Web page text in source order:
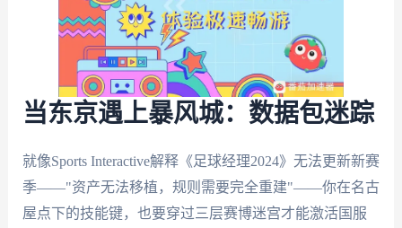
当东京遇上暴风城：数据包迷踪
就像Sports Interactive解释《足球经理2024》无法更新新赛
季——"资产无法移植，规则需要完全重建"——你在名古
屋点下的技能键，也要穿过三层赛博迷宫才能激活国服